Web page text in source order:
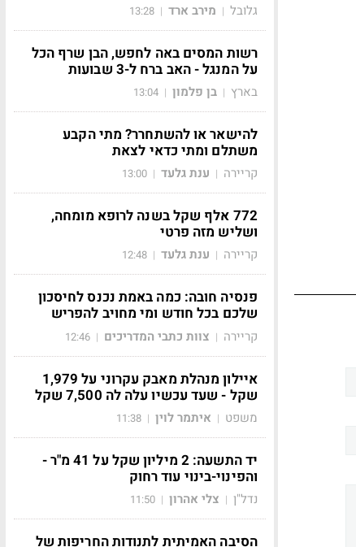
גלובל | מירב ארד |
13:28
רשות המסים באה לחפש, הבן שרף הכל
על המנגל - האב ברח ל-3 שבועות
בארץ | בן פלמון |
13:04
להישאר או להשתחרר? מתי הקבע
משתלם ומתי כדאי לצאת
קריירה | ענת גלעד |
13:00
772 אלף שקל בשנה לרופא מומחה,
ושליש מזה פרטי
קריירה | ענת גלעד |
12:48
פנסיה חובה: כמה באמת נכנס לחיסכון
שלכם בכל חודש ומי מחויב להפריש
קריירה | צוות כתבי המדריכים |
12:46
איילון מנהלת מאבק עקרוני על 1,979
שקל - שעד עכשיו עלה לה 7,500 שקל
משפט | איתמר לוין |
11:38
יד התשעה: 2 מיליון שקל על 41 מ"ר -
והפינוי-בינוי עוד רחוק
נדל"ן | צלי אהרון |
11:50
הסיבה האמיתית לתנודות החריפות של